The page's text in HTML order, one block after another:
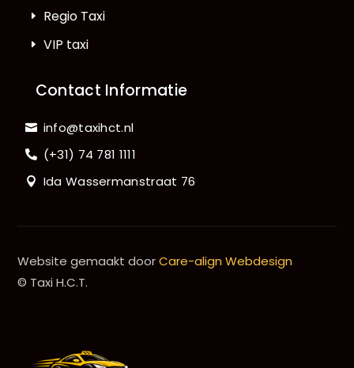
Regio Taxi
VIP taxi
Contact Informatie
info@taxihct.nl
(+31) 74 781 1111
Ida Wassermanstraat 76
Website gemaakt doorCare-align Webdesign
© Taxi H.C.T.